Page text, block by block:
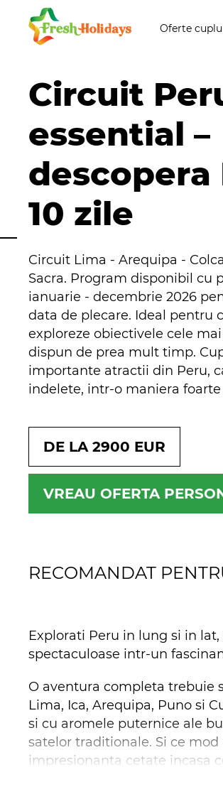
Oferte
Circuit
essential –
descopera
10 zile
Circuit Lima - Arequipa -
Sacra. Program disponibil cu
ianuarie - decembrie 2026
data de plecare. Ideal pentru
exploreze obiectivele cele
dispun de prea mult timp.
importante atractii din Peru,
indelete, intr-o maniera foarte
DE LA 2900 EUR
VREAU OFERTA
RECOMANDAT
Explorati Peru in lung si in
spectaculoase intr-un
O aventura completa trebuie
Lima, Ica, Arequipa, Puno si
si cu aromele puternice ale
satelor traditionale. Si ce
impresionanta cetate incasa